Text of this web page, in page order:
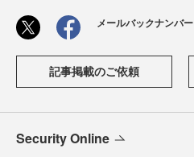
メールバックナンバー
記事掲載のご依頼
Security Online